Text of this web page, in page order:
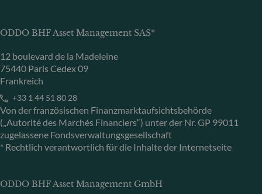
ODDO BHF Asset Management SAS*
12 boulevard de la Madeleine
75440 Paris Cedex 09
Frankreich
+33 1 44 51 80 28
Von der französischen Finanzmarktaufsichtsbehörde
(„Autorité des Marchés Financiers“) unter der Nr. GP 99011
zugelassene Fondsverwaltungsgesellschaft
* Rechtlich verantwortlich für die Inhalte der Internetseite
ODDO BHF Asset Management GmbH